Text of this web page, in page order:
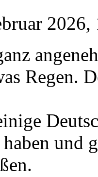
2026,
Regen.
und